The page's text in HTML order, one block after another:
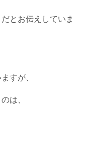
とお伝えしていま
すが、
は、